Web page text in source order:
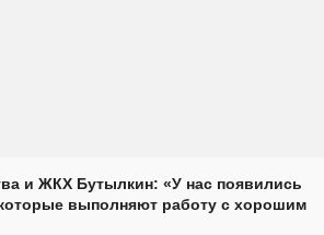
и ЖКХ Бутылкин: «У нас появились
выполняют работу с хорошим